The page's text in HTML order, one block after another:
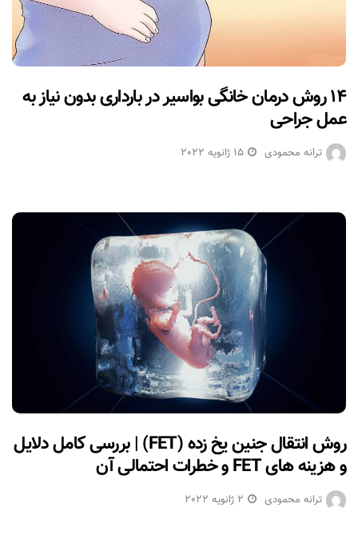
۱۴ روش درمان خانگی بواسیر در بارداری بدون نیاز به
عمل جراحی
ترانه محمودی 15 ژانویه 2022
روش انتقال جنین یخ زده (FET) | بررسی کامل دلایل
و هزینه های FET و خطرات احتمالی آن
ترانه محمودی 2 ژانویه 2022